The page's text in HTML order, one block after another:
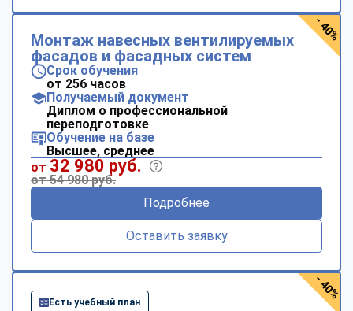
Монтаж навесных вентилируемых
фасадов и фасадных систем
Срок обучения
от 256 часов
Получаемый документ
Диплом о профессиональной
переподготовке
Обучение на базе
Высшее, среднее
от 32 980 руб.
от 54 980 руб.
Подробнее
Оставить заявку
- 40%
Есть учебный план
- 40%